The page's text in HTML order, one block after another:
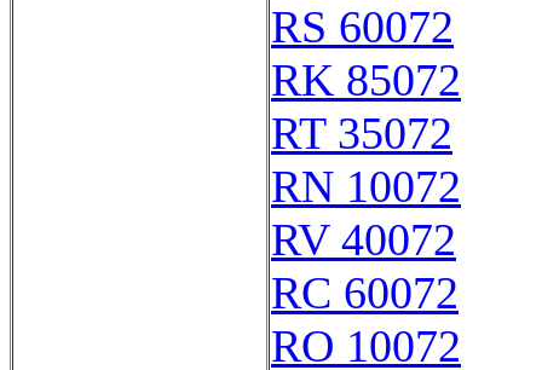
RS 60072
RK 85072
RT 35072
RN 10072
RV 40072
RC 60072
RO 10072